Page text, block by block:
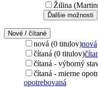
Žilina
Ďalšie možnosti
Nové / čítané
nová (0 titulov)nová
čítaná (0 titulov)
čítaná - výborný
čítaná - mierne
opotrebovaná